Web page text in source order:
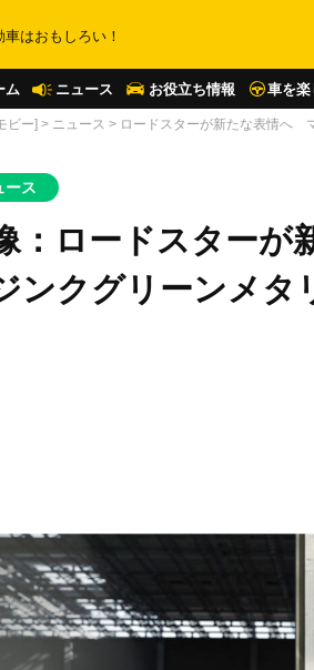
はおもしろい！
ム ニュース お役立ち情報 車を楽
ビー] > ニュース > ロードスターが新たな表情へ
ース
：ロードスター
ンクグリーンメタ